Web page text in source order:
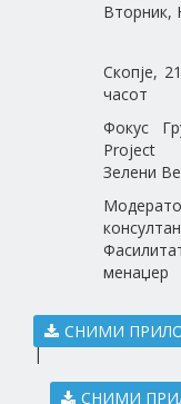
Вторник,
Скопје,
часот
Фокус
Project
Зелени
менаџер
СНИМИ
|
СНИМИ